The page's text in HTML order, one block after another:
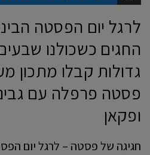
לרגל יום הפסטה
החגים כשכולנו
גדולות קבלו מתכון
פסטה פרפלה עם
ופקאן
חגיגה של פסטה – לרגל יום